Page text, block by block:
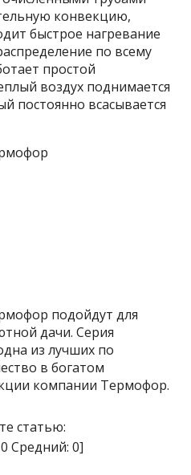
конвекцию,
быстрое нагревание
по всему
простой
воздух поднимается
постоянно всасывается
подойдут для
дачи. Серия
из лучших по
в богатом
компании Термофор.
статью:
0 Средний: 0]